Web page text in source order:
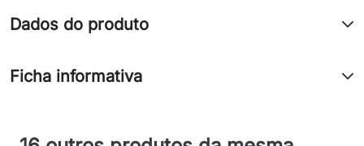
Dados do produto
Ficha informativa